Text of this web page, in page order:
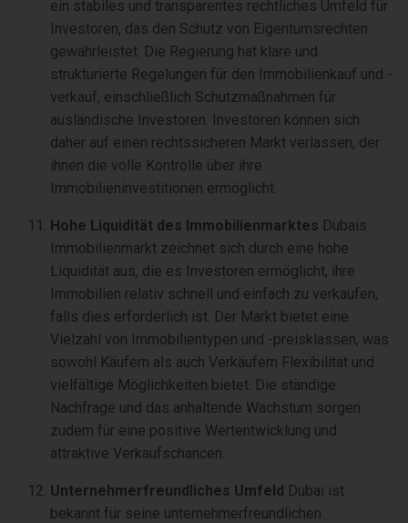
ein stabiles und transparentes rechtliches Umfeld für
Investoren, das den Schutz von Eigentumsrechten
gewährleistet. Die Regierung hat klare und
strukturierte Regelungen für den Immobilienkauf und -
verkauf, einschließlich Schutzmaßnahmen für
ausländische Investoren. Investoren können sich
daher auf einen rechtssicheren Markt verlassen, der
ihnen die volle Kontrolle über ihre
Immobilieninvestitionen ermöglicht.
Hohe Liquidität des Immobilienmarktes Dubais
Immobilienmarkt zeichnet sich durch eine hohe
Liquidität aus, die es Investoren ermöglicht, ihre
Immobilien relativ schnell und einfach zu verkaufen,
falls dies erforderlich ist. Der Markt bietet eine
Vielzahl von Immobilientypen und -preisklassen, was
sowohl Käufern als auch Verkäufern Flexibilität und
vielfältige Möglichkeiten bietet. Die ständige
Nachfrage und das anhaltende Wachstum sorgen
zudem für eine positive Wertentwicklung und
attraktive Verkaufschancen.
Unternehmerfreundliches Umfeld Dubai ist
bekannt für seine unternehmerfreundlichen